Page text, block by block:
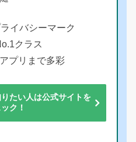
イバシーマーク
クラス
プリまで多彩
たい人は公式サイトを
ク！